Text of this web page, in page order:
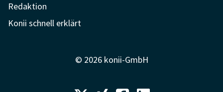
Redaktion
Konii schnell erklärt
© 2026 konii-GmbH